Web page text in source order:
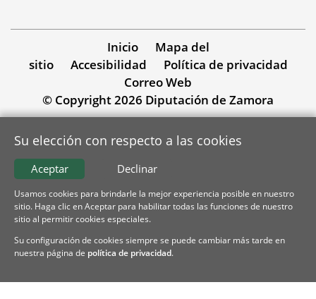
Inicio
Mapa del
sitio
Accesibilidad
Política de privacidad
Correo Web
© Copyright 2026 Diputación de Zamora
Su elección con respecto a las cookies
Declinar
Aceptar
Usamos cookies para brindarle la mejor experiencia posible en nuestro
sitio. Haga clic en Aceptar para habilitar todas las funciones de nuestro
sitio al permitir cookies especiales.
Su configuración de cookies siempre se puede cambiar más tarde en
nuestra página de política de privacidad.